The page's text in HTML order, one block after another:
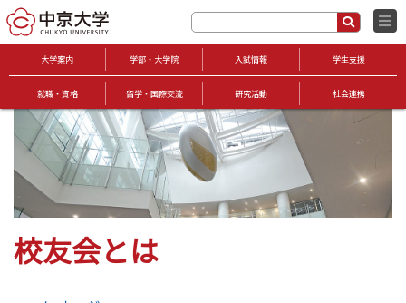
大学案内 学部・大学院 入試情報 学生支援
就職・資格 留学・国際交流 研究活動 社会連携
校友会とは